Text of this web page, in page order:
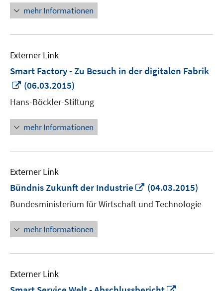
mehr Informationen
Externer Link
Smart Factory - Zu Besuch in der digitalen Fabrik
In
neuem
Fenster
öffnen
(06.03.2015)
Hans-Böckler-Stiftung
mehr Informationen
Externer Link
Bündnis Zukunft der Industrie
In
neuem
Fenster
(04.03.2015)
Bundesministerium für Wirtschaft und Technologie
mehr Informationen
Externer Link